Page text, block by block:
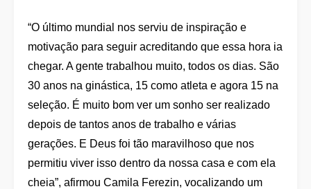
“O último mundial nos serviu de inspiração e
motivação para seguir acreditando que essa hora ia
chegar. A gente trabalhou muito, todos os dias. São
30 anos na ginástica, 15 como atleta e agora 15 na
seleção. É muito bom ver um sonho ser realizado
depois de tantos anos de trabalho e várias
gerações. E Deus foi tão maravilhoso que nos
permitiu viver isso dentro da nossa casa e com ela
cheia”, afirmou Camila Ferezin, vocalizando um